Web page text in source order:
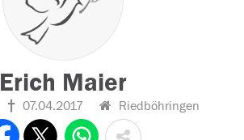
Erich Maier
07.04.2017 Riedböhringen